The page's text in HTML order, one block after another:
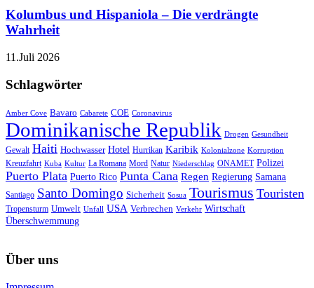
Kolumbus und Hispaniola – Die verdrängte
Wahrheit
11.Juli 2026
Schlagwörter
Amber Cove Bavaro Cabarete COE Coronavirus
Dominikanische Republik Drogen Gesundheit
Gewalt Haiti Hochwasser Hotel Hurrikan Karibik Kolonialzone Korruption
Kreuzfahrt Kuba Kultur La Romana Mord Natur Niederschlag ONAMET Polizei
Puerto Plata Puerto Rico Punta Cana Regen Regierung Samana
Santiago Santo Domingo Sicherheit Sosua Tourismus Touristen
Tropensturm Umwelt Unfall USA Verbrechen Verkehr Wirtschaft
Überschwemmung
Über uns